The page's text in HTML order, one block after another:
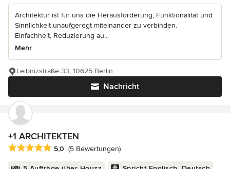
Architektur ist für uns die Herausforderung, Funktionalität und
Sinnlichkeit unaufgeregt miteinander zu verbinden.
Einfachheit, Reduzierung au...
Mehr
Nachricht
Leibnizstraße 33, 10625 Berlin
+1 ARCHITEKTEN
Durchschnittliche Bewertung: 5 von 5 Sternen
5,0 (5 Bewertungen)